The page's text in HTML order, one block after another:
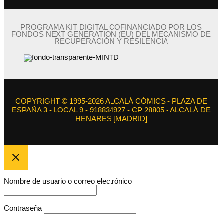
PROGRAMA KIT DIGITAL COFINANCIADO POR LOS
FONDOS NEXT GENERATION (EU) DEL MECANISMO DE
RECUPERACIÓN Y RESILENCIA
COPYRIGHT © 1995-2026 ALCALÁ CÓMICS - PLAZA DE
ESPAÑA 3 - LOCAL 9 - 918834927 - CP 28805 - ALCALÁ DE
HENARES [MADRID]
Nombre de usuario o correo electrónico
Contraseña